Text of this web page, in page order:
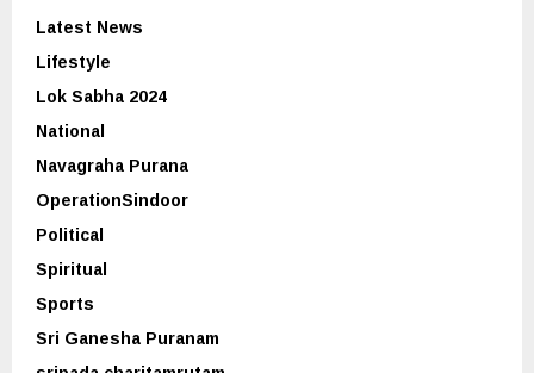
Latest News
Lifestyle
Lok Sabha 2024
National
Navagraha Purana
OperationSindoor
Political
Spiritual
Sports
Sri Ganesha Puranam